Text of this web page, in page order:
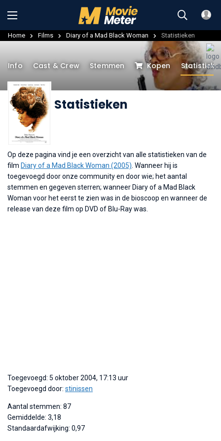
Home Films Diary of a Mad Black Woman Statistieken
Statistieken
Info Cast & Crew Stemmen Kopen
Op deze pagina vind je een overzicht van alle statistieken van de
film Diary of a Mad Black Woman (2005) . Wanneer hij is
toegevoegd door onze community en door wie; het aantal
stemmen en gegeven sterren; wanneer Diary of a Mad Black
Woman voor het eerst te zien was in de bioscoop en wanneer de
release van deze film op DVD of Blu-Ray was.
Toegevoegd: 5 oktober 2004, 17:13 uur
Toegevoegd door: stinissen
Aantal stemmen: 87
Gemiddelde: 3,18
Standaardafwijking: 0,97